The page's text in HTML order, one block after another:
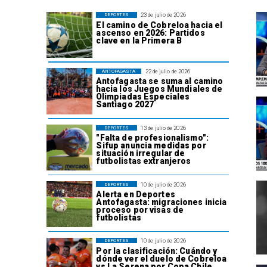
23 de julio de 2026
El camino de Cobreloa hacia el
ascenso en 2026: Partidos
clave en la Primera B
DEPORTES
22 de julio de 2026
Antofagasta se suma al camino
hacia los Juegos Mundiales de
Olimpiadas Especiales
Santiago 2027
ANTOFAGASTA
13 de julio de 2026
"Falta de profesionalismo":
Sifup anuncia medidas por
situación irregular de
futbolistas extranjeros
DEPORTES
10 de julio de 2026
Alerta en Deportes
Antofagasta: migraciones inicia
proceso por visas de
futbolistas
DEPORTES
10 de julio de 2026
Por la clasificación: Cuándo y
dónde ver el duelo de Cobreloa
DEPORTES